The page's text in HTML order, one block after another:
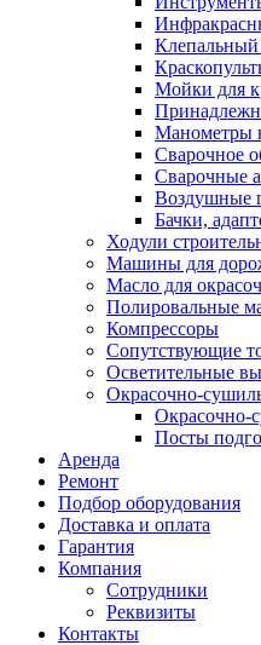
Клепальный
Мойки для
Манометры
Сварочное
Сварочные
Воздушные
Бачки,
Ходули
Машины для
Масло для
Полировальные
Компрессоры
Сопутствующие
Осветительные
Окрасочно-
Окрасочно-
Посты
Аренда
Ремонт
Подбор оборудования
Доставка и оплата
Гарантия
Компания
Сотрудники
Реквизиты
Контакты